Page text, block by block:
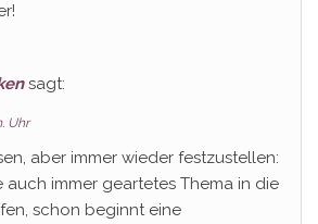
sagt:
Uhr
aber immer wieder festzustellen:
auch immer geartetes Thema in die
schon beginnt eine